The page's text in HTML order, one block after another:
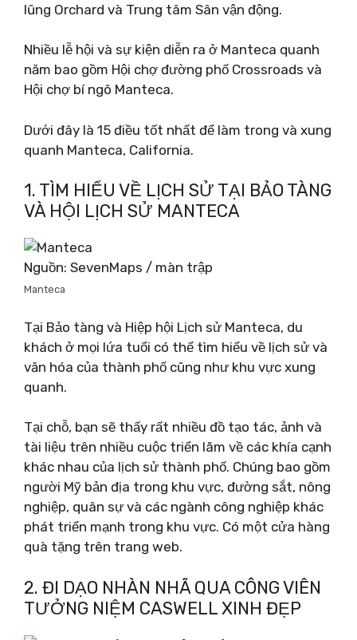
lũng Orchard và Trung tâm Sân vận động.
Nhiều lễ hội và sự kiện diễn ra ở Manteca quanh
năm bao gồm Hội chợ đường phố Crossroads và
Hội chợ bí ngô Manteca.
Dưới đây là 15 điều tốt nhất để làm trong và xung
quanh Manteca, California.
1. TÌM HIỂU VỀ LỊCH SỬ TẠI BẢO TÀNG
VÀ HỘI LỊCH SỬ MANTECA
Nguồn: SevenMaps / màn trập
Manteca
Tại Bảo tàng và Hiệp hội Lịch sử Manteca, du
khách ở mọi lứa tuổi có thể tìm hiểu về lịch sử và
văn hóa của thành phố cũng như khu vực xung
quanh.
Tại chỗ, bạn sẽ thấy rất nhiều đồ tạo tác, ảnh và
tài liệu trên nhiều cuộc triển lãm về các khía cạnh
khác nhau của lịch sử thành phố. Chúng bao gồm
người Mỹ bản địa trong khu vực, đường sắt, nông
nghiệp, quân sự và các ngành công nghiệp khác
phát triển mạnh trong khu vực. Có một cửa hàng
quà tặng trên trang web.
2. ĐI DẠO NHÀN NHÃ QUA CÔNG VIÊN
TƯỞNG NIỆM CASWELL XINH ĐẸP